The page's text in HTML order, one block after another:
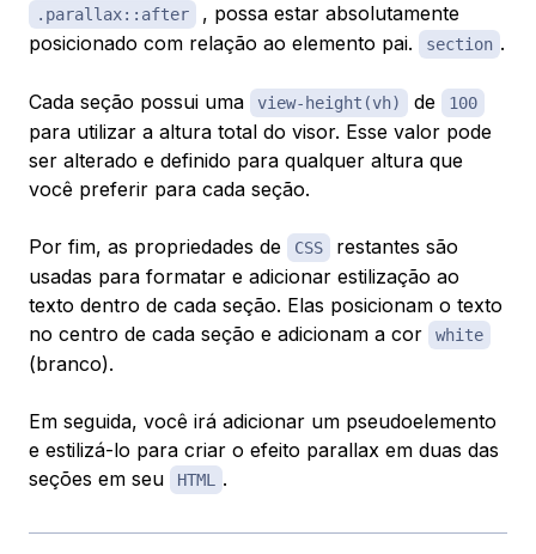
.parallax::after
, possa estar absolutamente
posicionado com relação ao elemento pai.
section .
Cada seção possui uma view-height(vh) de 100
para utilizar a altura total do visor. Esse valor pode
ser alterado e definido para qualquer altura que
você preferir para cada seção.
Por fim, as propriedades de CSS
restantes são
usadas para formatar e adicionar estilização ao
texto dentro de cada seção. Elas posicionam o texto
no centro de cada seção e adicionam a cor
white
(branco).
Em seguida, você irá adicionar um pseudoelemento
e estilizá-lo para criar o efeito parallax em duas das
seções em seu
HTML .